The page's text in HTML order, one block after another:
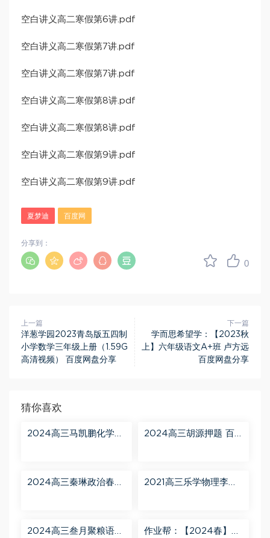
空白讲义高二寒假第6讲.pdf
空白讲义高二寒假第7讲.pdf
空白讲义高二寒假第7讲.pdf
空白讲义高二寒假第8讲.pdf
空白讲义高二寒假第8讲.pdf
空白讲义高二寒假第9讲.pdf
空白讲义高二寒假第9讲.pdf
夏梦迪 百度网
0
分享到：
上一篇
洋葱学园2023青岛版五四制
小学数学三年级上册（1.59G
高清视频） 百度网盘分享
下一篇
学而思希望学：【2023秋
上】六年级语文A+班 卢方远
百度网盘分享
猜你喜欢
2024高三马凯鹏化学一
2024高三胡源押题 百
2024高三秦琳政治春季
2021高三乐学物理李玮
2024高三叁月聚粮语文
作业帮：【2024春】高